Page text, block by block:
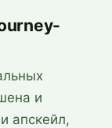
и
апскейл,